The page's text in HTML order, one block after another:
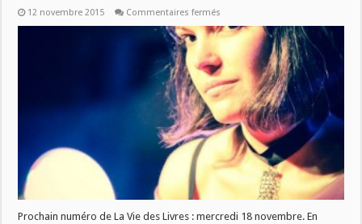
12 novembre 2015 Commentaires fermés
Vie
des
Livres
vous
fait
frémir
pour
le
vendredi
13!
Prochain numéro de La Vie des Livres : mercredi 18 novembre. En